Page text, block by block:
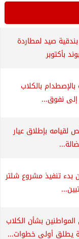
صيد لمطاردة
بأكتوبر
بالكلاب
إلى نفوق...
بإطلاق عيار
بدء تنفيذ مشروع شلتر
بشأن الكلاب
يطلق أولى خطوات...